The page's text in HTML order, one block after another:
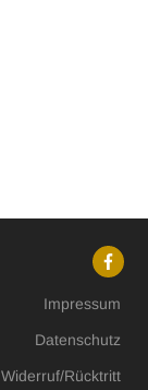
Impressum
Datenschutz
Widerruf/Rücktritt